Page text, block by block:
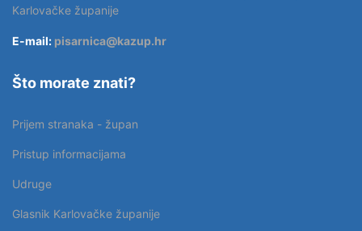
Karlovačke županije
E-mail: pisarnica@kazup.hr
Što morate znati?
Prijem stranaka - župan
Pristup informacijama
Udruge
Glasnik Karlovačke županije